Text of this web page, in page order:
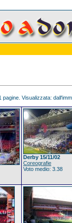
pagine. Visualizzata:
Derby 15/11/02
Coreografie
Voto medio: 3.38